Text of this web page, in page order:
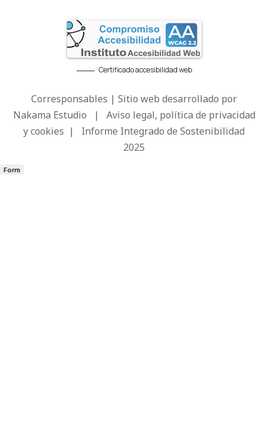
Certificado accesibilidad web
Corresponsables | Sitio web desarrollado por
Nakama Estudio | Aviso legal, política de privacidad
y cookies | Informe Integrado de Sostenibilidad
2025
Form